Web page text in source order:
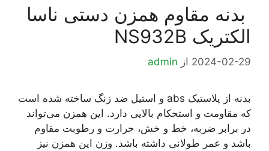
بدنه مقاوم همزن دستی ناسا
الکتریک NS932B
2024-02-29 از admin
بدنه از پلاستیک abs و استیل ضد زنگ ساخته شده است
که مقاومت و استحکام بالایی دارد. این همزن می‌تواند
در برابر ضربه، خط و خش، حرارت و رطوبت مقاوم
باشد و عمر طولانی داشته باشد. وزن این همزن نیز